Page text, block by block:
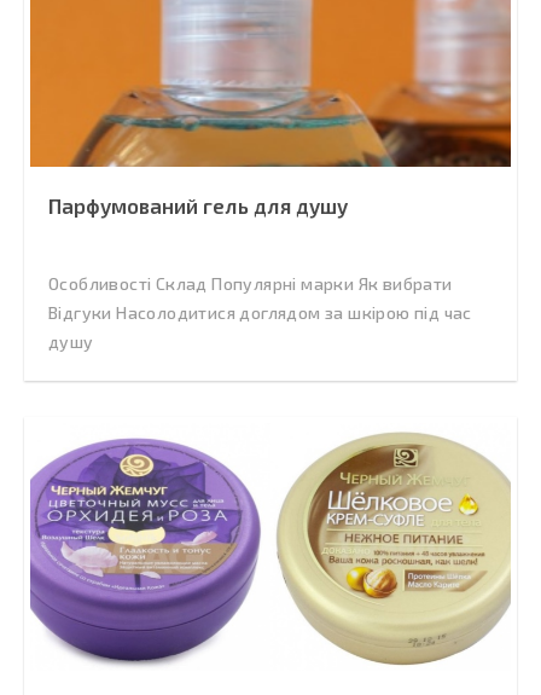
Парфумований гель для душу
Особливості Склад Популярні марки Як вибрати
Відгуки Насолодитися доглядом за шкірою під час
душу